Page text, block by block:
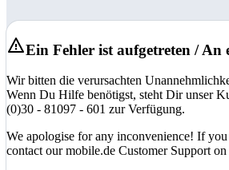
Ein Fehler ist aufgetreten / An
Wir bitten die verursachten
Wenn Du Hilfe benötigst, steht Dir unser
(0)30 - 81097 - 601 zur Verfügung.
We apologise for any inconvenience! If you
contact our mobile.de Customer Support